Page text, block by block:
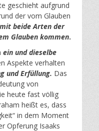
geschieht aufgrund
der vom Glauben
beide Arten der
Glauben kommen.
ein und dieselbe
Aspekte verhalten
und Erfüllung. Das
von
heute fast völlig
heißt es, dass
in dem Moment
Opferung Isaaks